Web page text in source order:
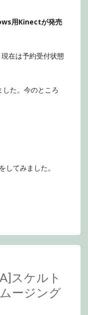
用Kinectが発売
在は予約受付状態
た。今のところ
してみました。
スケルト
ージング